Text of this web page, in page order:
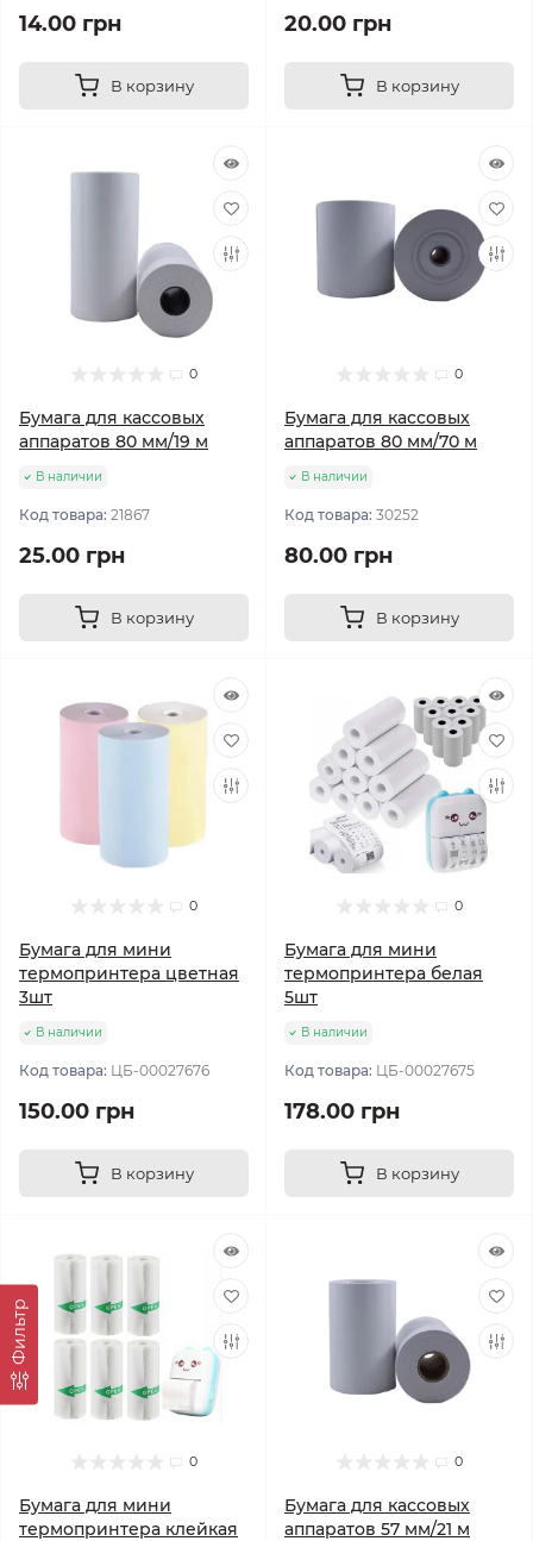
Фильтр
14.00 грн
В корзину
20.00 грн
В корзину
0
Бумага для кассовых
аппаратов 80 мм/19 м
В наличии
Код товара: 21867
25.00 грн
В корзину
0
Бумага для кассовых
аппаратов 80 мм/70 м
В наличии
Код товара: 30252
80.00 грн
В корзину
0
Бумага для мини
термопринтера цветная
3шт
В наличии
Код товара: ЦБ-00027676
150.00 грн
В корзину
0
Бумага для мини
термопринтера белая
5шт
В наличии
Код товара: ЦБ-00027675
178.00 грн
В корзину
0
Бумага для мини
термопринтера клейкая
0
Бумага для кассовых
аппаратов 57 мм/21 м